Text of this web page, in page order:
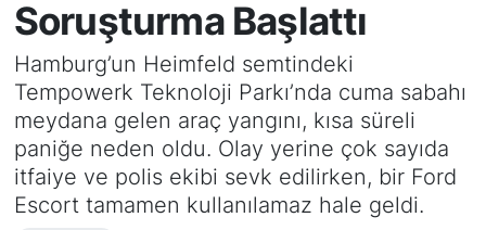
Soruşturma Başlattı
Hamburg’un Heimfeld semtindeki
Tempowerk Teknoloji Parkı’nda cuma sabahı
meydana gelen araç yangını, kısa süreli
paniğe neden oldu. Olay yerine çok sayıda
itfaiye ve polis ekibi sevk edilirken, bir Ford
Escort tamamen kullanılamaz hale geldi.
EKONOMİ
SİYASET
SAĞLIK
Haber Arşivi